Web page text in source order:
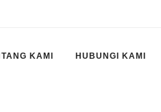
KAMI HUBUNGI KAMI